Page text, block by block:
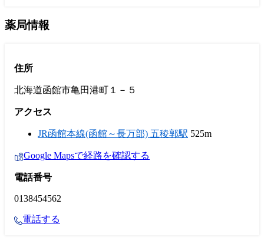
薬局情報
住所
北海道函館市亀田港町１－５
アクセス
JR函館本線(函館～長万部) 五稜郭駅 525m
Google Mapsで経路を確認する
電話番号
0138454562
電話する